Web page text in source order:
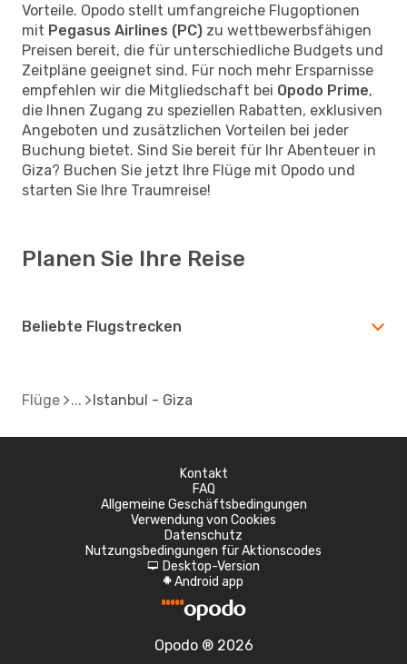
Vorteile. Opodo stellt umfangreiche Flugoptionen
mit Pegasus Airlines (PC) zu wettbewerbsfähigen
Preisen bereit, die für unterschiedliche Budgets und
Zeitpläne geeignet sind. Für noch mehr Ersparnisse
empfehlen wir die Mitgliedschaft bei Opodo Prime,
die Ihnen Zugang zu speziellen Rabatten, exklusiven
Angeboten und zusätzlichen Vorteilen bei jeder
Buchung bietet. Sind Sie bereit für Ihr Abenteuer in
Giza? Buchen Sie jetzt Ihre Flüge mit Opodo und
starten Sie Ihre Traumreise!
Planen Sie Ihre Reise
Beliebte Flugstrecken
Flüge Istanbul - Giza
Kontakt
FAQ
Allgemeine Geschäftsbedingungen
Verwendung von Cookies
Datenschutz
Nutzungsbedingungen für Aktionscodes
d Desktop-Version
A Android app
Opodo ® 2026